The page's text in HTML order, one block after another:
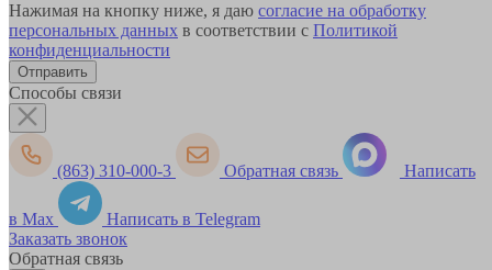
Нажимая на кнопку ниже, я даю согласие на обработку
персональных данных в соответствии с Политикой
конфиденциальности
Способы связи
(863) 310-000-3 Обратная связь Написать
в Max
Написать в Telegram
Заказать звонок
Обратная связь